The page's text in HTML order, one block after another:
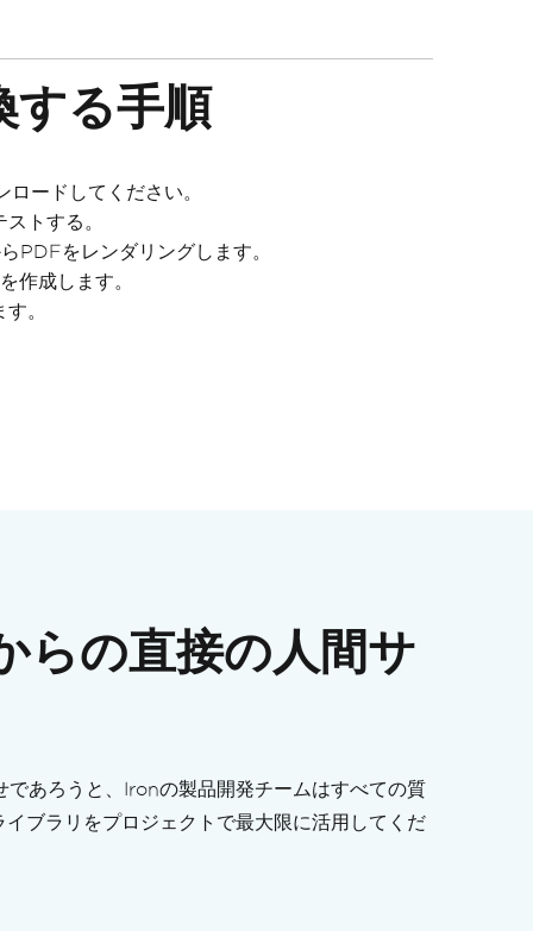
する手順
ロードしてください。
トする。
PDFをレンダリングします。
作成します。
。
らの直接の人間サ
あろうと、Ironの製品開発チームはすべての質
ブラリをプロジェクトで最大限に活用してくだ